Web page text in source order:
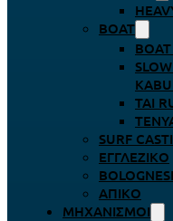
BOAT
TAI
SURF
ΕΓΓΛΈΖΙΚΟ
ΑΠΊΚΟ
ΜΗΧΑΝΙΣΜΟΊ